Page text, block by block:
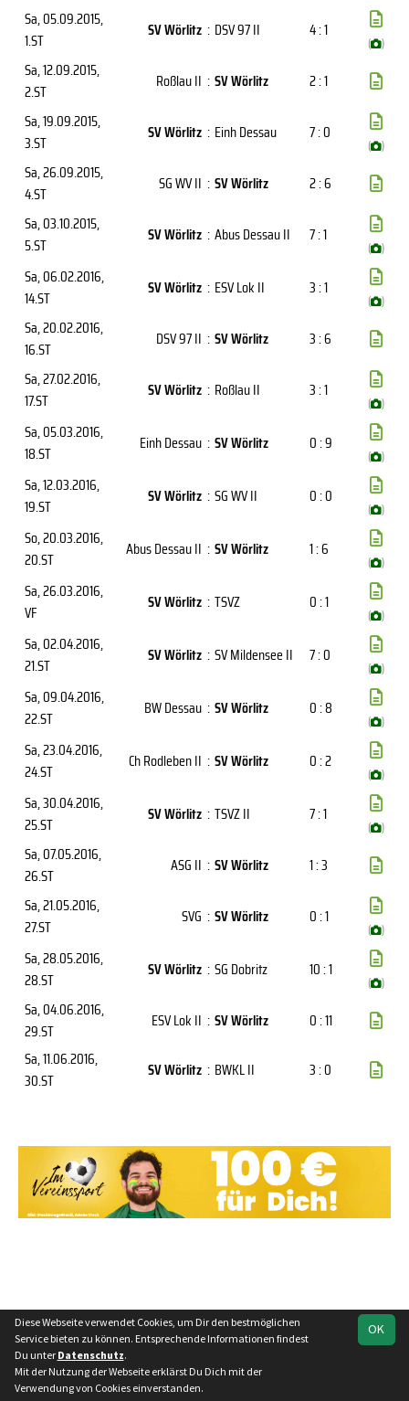
Sa, 05.09.2015,
1.ST
SV Wörlitz : DSV 97 II 4 : 1
( )
Sa, 12.09.2015,
2.ST
Roßlau II : SV Wörlitz
2 : 1
Sa, 19.09.2015,
3.ST
SV Wörlitz : Einh Dessau 7 : 0
( )
Sa, 26.09.2015,
4.ST
SG WV II : SV Wörlitz
2 : 6
Sa, 03.10.2015,
5.ST
SV Wörlitz : Abus Dessau II 7 : 1
( )
Sa, 06.02.2016,
14.ST
SV Wörlitz : ESV Lok II 3 : 1
( )
Sa, 20.02.2016,
16.ST
DSV 97 II : SV Wörlitz
3 : 6
Sa, 27.02.2016,
17.ST
SV Wörlitz : Roßlau II 3 : 1
( )
Sa, 05.03.2016,
18.ST
Einh Dessau : SV Wörlitz 0 : 9
( )
Sa, 12.03.2016,
19.ST
SV Wörlitz : SG WV II 0 : 0
( )
So, 20.03.2016,
20.ST
Abus Dessau II : SV Wörlitz 1 : 6
( )
Sa, 26.03.2016,
VF
SV Wörlitz : TSVZ 0 : 1
( )
Sa, 02.04.2016,
21.ST
SV Wörlitz : SV Mildensee II 7 : 0
( )
Sa, 09.04.2016,
22.ST
BW Dessau : SV Wörlitz 0 : 8
( )
Sa, 23.04.2016,
24.ST
Ch Rodleben II : SV Wörlitz 0 : 2
( )
Sa, 30.04.2016,
25.ST
SV Wörlitz : TSVZ II 7 : 1
( )
Sa, 07.05.2016,
26.ST
ASG II : SV Wörlitz
1 : 3
Sa, 21.05.2016,
27.ST
SVG : SV Wörlitz 0 : 1
( )
Sa, 28.05.2016,
28.ST
SV Wörlitz : SG Dobritz 10 : 1
( )
Sa, 04.06.2016,
29.ST
ESV Lok II : SV Wörlitz
0 : 11
Sa, 11.06.2016,
30.ST
SV Wörlitz : BWKL II 3 : 0
OK
Diese Webseite verwendet Cookies, um Dir den bestmöglichen
Service bieten zu können. Entsprechende Informationen findest
Du unter Datenschutz.
Mit der Nutzung der Webseite erklärst Du Dich mit der
Verwendung von Cookies einverstanden.